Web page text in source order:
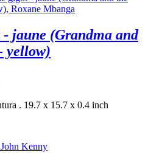
jaune (Grandma and
yellow)
. 19.7 x 15.7 x 0.4 inch